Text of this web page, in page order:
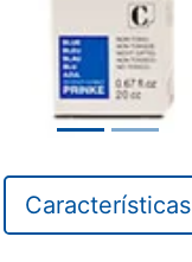
Características